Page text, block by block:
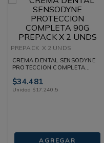
PREPACK X 2 UNDS
CREMA DENTAL SENSODYNE
PROTECCION COMPLETA
$34.481
Unidad $17.240,5
AGREGAR